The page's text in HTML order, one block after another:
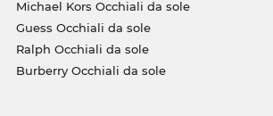
Michael Kors Occhiali da sole
Guess Occhiali da sole
Ralph Occhiali da sole
Burberry Occhiali da sole